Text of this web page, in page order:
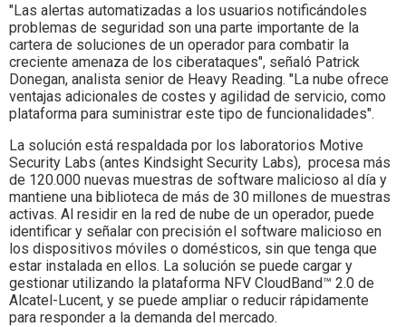
"Las alertas automatizadas a los usuarios notificándoles
problemas de seguridad son una parte importante de la
cartera de soluciones de un operador para combatir la
creciente amenaza de los ciberataques", señaló Patrick
Donegan, analista senior de Heavy Reading. "La nube ofrece
ventajas adicionales de costes y agilidad de servicio, como
plataforma para suministrar este tipo de funcionalidades".
La solución está respaldada por los laboratorios Motive
Security Labs (antes Kindsight Security Labs), procesa más
de 120.000 nuevas muestras de software malicioso al día y
mantiene una biblioteca de más de 30 millones de muestras
activas. Al residir en la red de nube de un operador, puede
identificar y señalar con precisión el software malicioso en
los dispositivos móviles o domésticos, sin que tenga que
estar instalada en ellos. La solución se puede cargar y
gestionar utilizando la plataforma NFV CloudBand™ 2.0 de
Alcatel-Lucent, y se puede ampliar o reducir rápidamente
para responder a la demanda del mercado.